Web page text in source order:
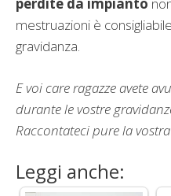
perdite da impianto
mestruazioni è
gravidanza.
E voi care ragazze avete
durante le vostre
Raccontateci pure la
Leggi anche: